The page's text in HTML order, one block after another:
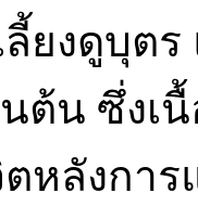
ลี้ยงดูบุต
ต้น ซึ่งเ
หลังกา